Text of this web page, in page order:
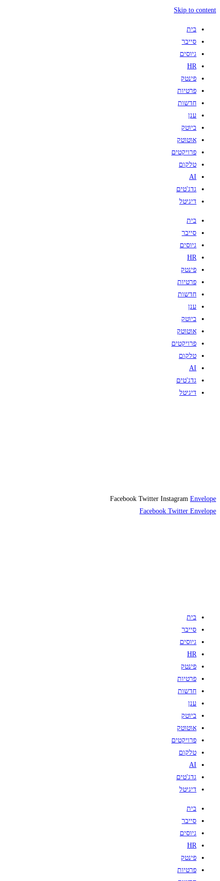
Skip to content
בית
סייבר
גיוסים
HR
פינטק
פרטיות
חדשות
ענן
ביוטק
אוטוטק
פרויקטים
טלקום
AI
גדג'טים
דיגיטל
בית
סייבר
גיוסים
HR
פינטק
פרטיות
חדשות
ענן
ביוטק
אוטוטק
פרויקטים
טלקום
AI
גדג'טים
דיגיטל
Facebook Twitter Instagram Envelope
Facebook Twitter Envelope
בית
סייבר
גיוסים
HR
פינטק
פרטיות
חדשות
ענן
ביוטק
אוטוטק
פרויקטים
טלקום
AI
גדג'טים
דיגיטל
בית
סייבר
גיוסים
HR
פינטק
פרטיות